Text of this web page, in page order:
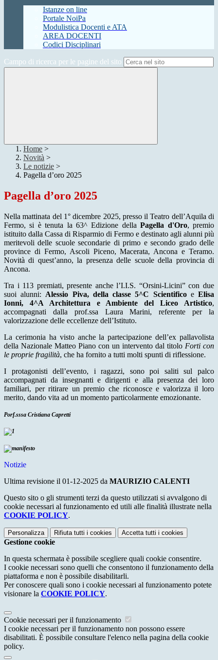
Istanze on line
Portale NoiPa
Modulistica Docenti e ATA
AREA DOCENTI
Codici Disciplinari
Campo di ricerca per le pagine del sito
Home >
Novità >
Le notizie >
Pagella d’oro 2025
Pagella d’oro 2025
Nella mattinata del 1° dicembre 2025, presso il Teatro dell’Aquila di
Fermo, si è tenuta la 63^ Edizione dellaPagella d'Oro, premio
istituito dalla Cassa di Risparmio di Fermo e destinato agli alunni più
meritevoli delle scuole secondarie di primo e secondo grado delle
province di Fermo, Ascoli Piceno, Macerata, Ancona e Teramo.
Novità di quest’anno, la presenza delle scuole della provincia di
Ancona.
Tra i 113 premiati, presente anche l’I.I.S. “Orsini-Licini” con due
suoi alunni: Alessio Piva, della classe 5^C ScientificoeElisa
Ionni, 4^A Architettura e Ambiente del Liceo Artistico,
accompagnati dalla prof.ssa Laura Marini, referente per la
valorizzazione delle eccellenze dell’Istituto.
La cerimonia ha visto anche la partecipazione dell’ex pallavolista
della Nazionale Matteo Piano con un intervento dal titolo Forti con
le proprie fragilità, che ha fornito a tutti molti spunti di riflessione.
I protagonisti dell’evento, i ragazzi, sono poi saliti sul palco
accompagnati da insegnanti e dirigenti e alla presenza dei loro
familiari, per ritirare un premio che riconosce e valorizza il loro
merito, dando vita ad un momento particolarmente emozionante.
Porf.sssa Cristiana Capretti
Notizie
Ultima revisione il 01-12-2025 da MAURIZIO CALENTI
Questo sito o gli strumenti terzi da questo utilizzati si avvalgono di
cookie necessari al funzionamento ed utili alle finalità illustrate nella
COOKIE POLICY.
Personalizza Rifiuta tutti i cookies Accetta tutti i cookies
Gestione cookie
In questa schermata è possibile scegliere quali cookie consentire.
I cookie necessari sono quelli che consentono il funzionamento della
piattaforma e non è possibile disabilitarli.
Per conoscere quali sono i cookie necessari al funzionamento potete
visionare la COOKIE POLICY.
Cookie necessari per il funzionamento
I cookie necessari per il funzionamento non possono essere
disabilitati. È possibile consultare l'elenco nella pagina della cookie
policy.